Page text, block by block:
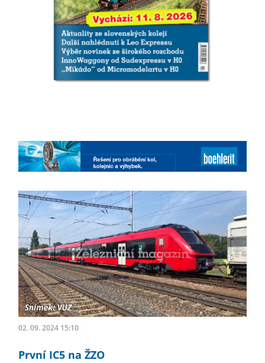
02. 09. 2024 15:10
První IC5 na ŽZO